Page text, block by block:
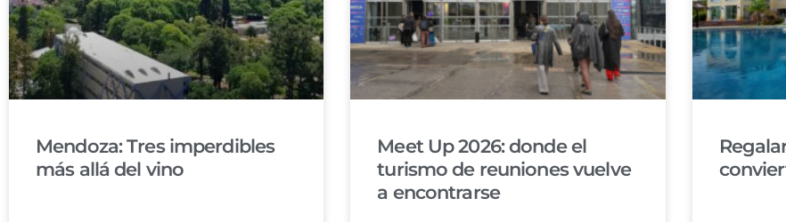
Mendoza: Tres imperdibles
más allá del vino
Meet Up 2026: donde el
turismo de reuniones vuelve
a encontrarse